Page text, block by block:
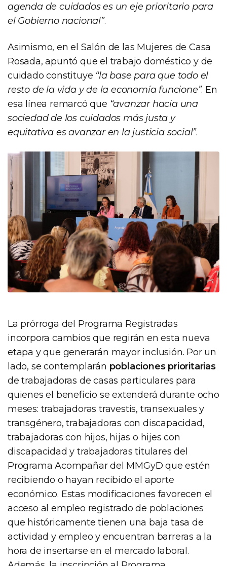
agenda de cuidados es un eje prioritario para
el Gobierno nacional”.
Asimismo, en el Salón de las Mujeres de Casa
Rosada, apuntó que el trabajo doméstico y de
cuidado constituye “la base para que todo el
resto de la vida y de la economía funcione”. En
esa línea remarcó que “avanzar hacia una
sociedad de los cuidados más justa y
equitativa es avanzar en la justicia social”.
La prórroga del Programa Registradas
incorpora cambios que regirán en esta nueva
etapa y que generarán mayor inclusión. Por un
lado, se contemplarán poblaciones prioritarias
de trabajadoras de casas particulares para
quienes el beneficio se extenderá durante ocho
meses: trabajadoras travestis, transexuales y
transgénero, trabajadoras con discapacidad,
trabajadoras con hijos, hijas o hijes con
discapacidad y trabajadoras titulares del
Programa Acompañar del MMGyD que estén
recibiendo o hayan recibido el aporte
económico. Estas modificaciones favorecen el
acceso al empleo registrado de poblaciones
que históricamente tienen una baja tasa de
actividad y empleo y encuentran barreras a la
hora de insertarse en el mercado laboral.